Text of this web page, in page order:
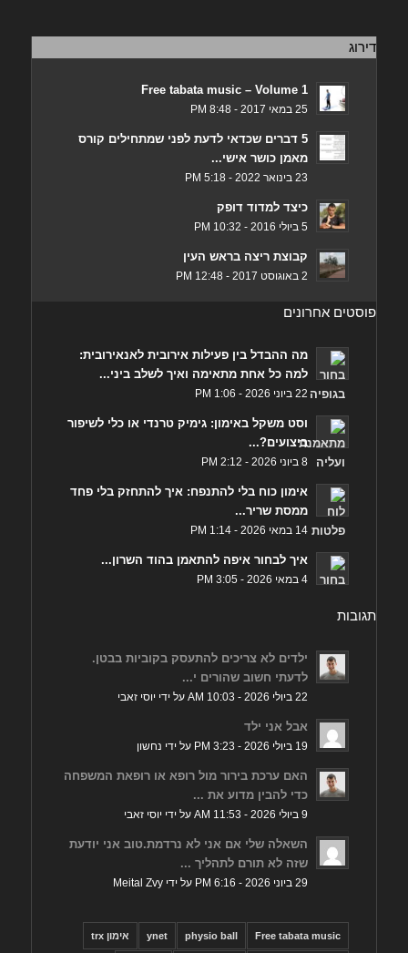
דירוג
Free tabata music – Volume 1
25 במאי 2017 - 8:48 PM
5 דברים שכדאי לדעת לפני שמתחילים קורס
מאמן כושר אישי...
23 בינואר 2022 - 5:18 PM
כיצד למדוד דופק
5 ביולי 2016 - 10:32 PM
קבוצת ריצה בראש העין
2 באוגוסט 2017 - 12:48 PM
פוסטים אחרונים
מה ההבדל בין פעילות אירובית לאנאירובית:
למה כל אחת מתאימה ואיך לשלב ביני...
22 ביוני 2026 - 1:06 PM
וסט משקל באימון: גימיק טרנדי או כלי לשיפור
ביצועים?...
8 ביוני 2026 - 2:12 PM
אימון כוח בלי להתנפח: איך להתחזק בלי פחד
ממסת שריר...
14 במאי 2026 - 1:14 PM
איך לבחור איפה להתאמן בהוד השרון...
4 במאי 2026 - 3:05 PM
תגובות
ילדים לא צריכים להתעסק בקוביות בבטן.
לדעתי חשוב שהורים י...
22 ביולי 2026 - 10:03 AM על ידי יוסי זאבי
אבל אני ילד
19 ביולי 2026 - 3:23 PM על ידי נחשון
האם ערכת בירור מול רופא או רופאת המשפחה
כדי להבין מדוע את ...
9 ביולי 2026 - 11:53 AM על ידי יוסי זאבי
השאלה שלי אם אני לא נרדמת.טוב אני יודעת
שזה לא תורם לתהליך ...
29 ביוני 2026 - 6:16 PM על ידי Meital Zvy
Free tabata music
physio ball
ynet אימון trx